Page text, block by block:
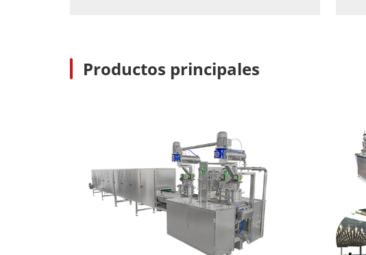
Productos principales